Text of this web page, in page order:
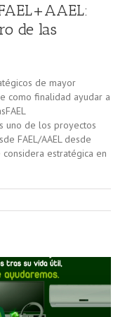
de las
de mayor
como finalidad ayudar a
uno de los proyectos
FAEL/AAEL desde
considera estratégica en